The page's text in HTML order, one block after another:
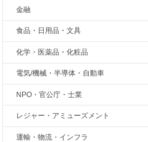
金融
食品・日用品・文具
化学・医薬品・化粧品
電気/機械・半導体・自動車
NPO・官公庁・士業
レジャー・アミューズメント
運輸・物流・インフラ